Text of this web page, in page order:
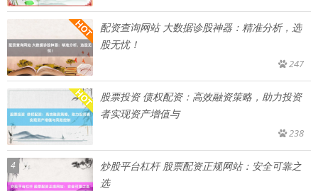
配资查询网站 大数据诊股神器：精准分析，选
股无忧！
247
股票投资 债权配资：高效融资策略，助力投资
者实现资产增值与
238
4
炒股平台杠杆 股票配资正规网站：安全可靠之
选